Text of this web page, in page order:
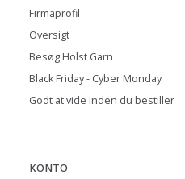
Firmaprofil
Oversigt
Besøg Holst Garn
Black Friday - Cyber Monday
Godt at vide inden du bestiller
KONTO